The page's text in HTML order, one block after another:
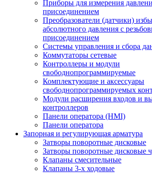
Приборы для измерения
присоединением
Преобразователи (датчики)
абсолютного давления с
присоединением
Системы управления и сбора
Коммутаторы сетевые
Контроллеры и модули
свободнопрограммируемые
Комплектующие и аксессуары
свободнопрограммируемых
Модули расширения входов и
контроллеров
Панели оператора (HMI)
Панели оператора
Запорная и регулирующая арматура
Затворы поворотные дисковые
Затворы поворотные дисковые
Клапаны смесительные
Клапаны 3-х ходовые